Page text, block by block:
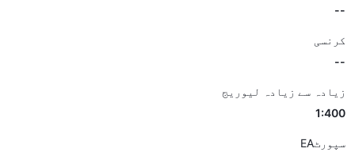
--
کرنسی
--
زیادہ سے زیادہ لیوریج
1:400
سپورٹEA